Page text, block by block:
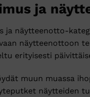
ja
ja näytteenotto-
näytteenottoon
erityisesti
muun muassa
näytteiden